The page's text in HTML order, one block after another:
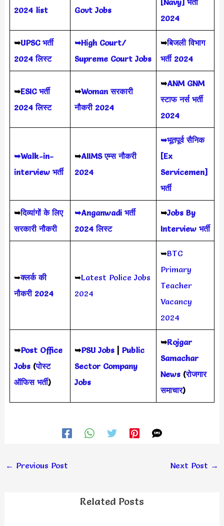
2024 list
Govt Jobs
[Navy] भर्ती
2024
➥UPSC भर्ती
2024 लिस्ट
➥High Court/
Supreme Court Jobs
➥बिजली विभाग
भर्ती 2024
➥ESIC भर्ती
2024 लिस्ट
➥Woman सरकारी
नौकरी 2024
➥ANM GNM
स्टाफ नर्स भर्ती
2024
➥Walk-in-
interview भर्ती
➥AIIMS एम्स नौकरी
2024
➥भूतपूर्व सैनिक
[Ex
Servicemen]
भर्ती
➥दिव्यांगों के लिए
सरकारी नौकरी
➥Anganwadi भर्ती
2024 लिस्ट
➥Jobs By
Interview भर्ती
➥क्लर्क की
नौकरी 2024
➥Latest Police Jobs
2024
➥BTC
Primary
Teacher
Vacancy
2024
➥Post Office
Jobs(पोस्ट
ऑफिस भर्ती)
➥PSU Jobs| Public
Sector Company
Jobs
➥Rojgar
Samachar
News(रोजगार
समाचार)
← Previous Post Next Post →
Related Posts